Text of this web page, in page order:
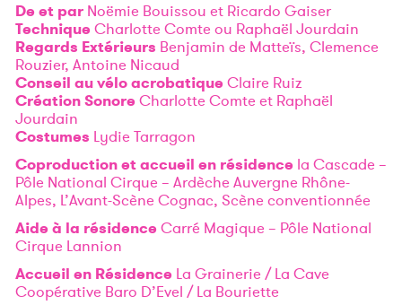
De et parNoëmie Bouissou et Ricardo Gaiser
Technique Charlotte Comte ou Raphaël Jourdain
Regards Extérieurs Benjamin de Matteïs, Clemence
Rouzier, Antoine Nicaud
Conseil au vélo acrobatique Claire Ruiz
Création Sonore Charlotte Comte et Raphaël
Jourdain
Costumes Lydie Tarragon
Coproduction et accueil en résidence la Cascade –
Pôle National Cirque – Ardèche Auvergne Rhône-
Alpes, L’Avant-Scène Cognac, Scène conventionnée
Aide à la résidence Carré Magique – Pôle National
Cirque Lannion
Accueil en Résidence La Grainerie / La Cave
Coopérative Baro D’Evel / La Bouriette